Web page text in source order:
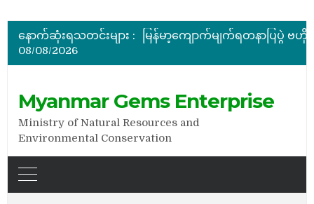
နောက်ဆုံးရသတင်းများ :
08/08/2026
Myanmar Gems Enterprise
Ministry of Natural Resources and
Environmental Conservation